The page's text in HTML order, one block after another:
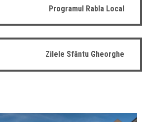
Programul Rabla Local
Zilele Sfântu Gheorghe